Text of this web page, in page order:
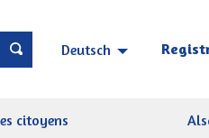
Deutsch Choisir la
citoyens